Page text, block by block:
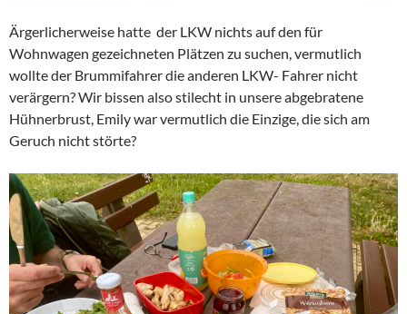
Ärgerlicherweise hatte der LKW nichts auf den für
Wohnwagen gezeichneten Plätzen zu suchen, vermutlich
wollte der Brummifahrer die anderen LKW- Fahrer nicht
verärgern? Wir bissen also stilecht in unsere abgebratene
Hühnerbrust, Emily war vermutlich die Einzige, die sich am
Geruch nicht störte?